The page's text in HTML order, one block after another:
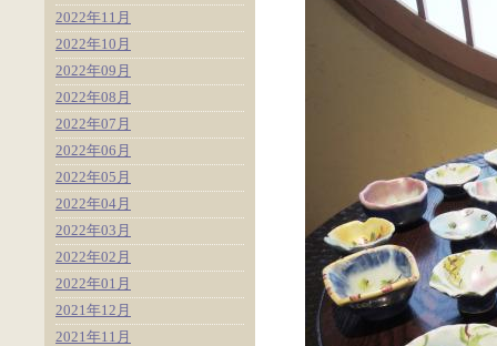
2022年11月
2022年10月
2022年09月
2022年08月
2022年07月
2022年06月
2022年05月
2022年04月
2022年03月
2022年02月
2022年01月
2021年12月
2021年11月